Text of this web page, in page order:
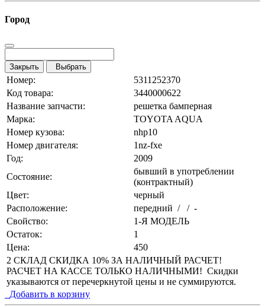
Город
Закрыть Выбрать
Номер:
5311252370
Код товара:
3440000622
Название запчасти:
решетка бамперная
Марка:
TOYOTA AQUA
Номер кузова:
nhp10
Номер двигателя:
1nz-fxe
Год:
2009
Состояние:
бывший в употреблении
(контрактный)
Цвет:
черный
Расположение:
передний / / -
Свойство:
1-Я МОДЕЛЬ
Остаток:
1
Цена:
450
2 СКЛАД СКИДКА 10% ЗА НАЛИЧНЫЙ РАСЧЕТ!
РАСЧЕТ НА КАССЕ ТОЛЬКО НАЛИЧНЫМИ! Скидки
указываются от перечеркнутой цены и не суммируются.
Добавить в корзину